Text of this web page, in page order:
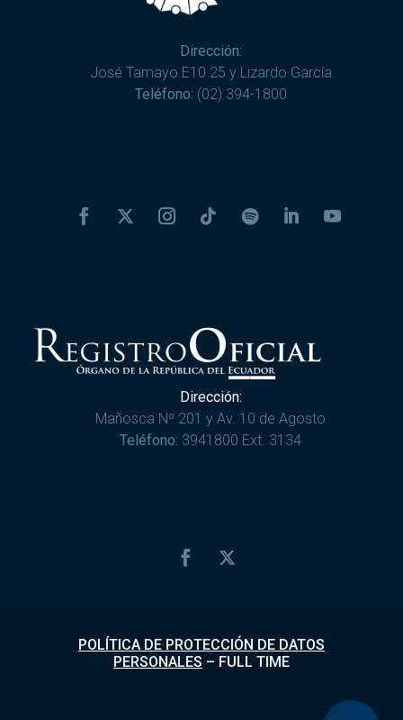
Dirección:
José Tamayo E10 25 y Lizardo García
Teléfono: (02) 394-1800
Dirección:
Mañosca Nº 201 y Av. 10 de Agosto
Teléfono: 3941800 Ext. 3134
POLÍTICA DE PROTECCIÓN DE DATOS
PERSONALES – FULL TIME